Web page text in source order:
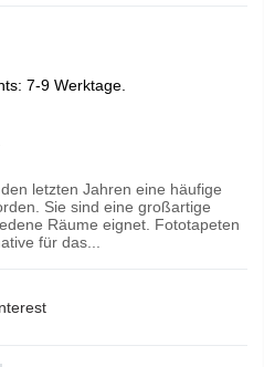
7-9 Werktage.
letzten Jahren eine häufige
Sie sind eine großartige
Räume eignet. Fototapeten
für das...